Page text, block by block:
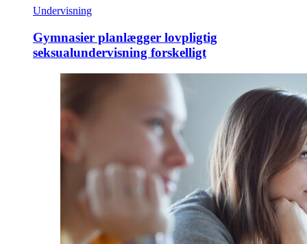
Undervisning
Gymnasier planlægger lovpligtig
seksualundervisning forskelligt